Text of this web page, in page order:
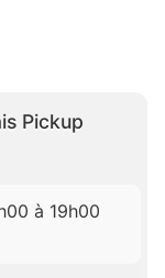
Pickup
à 19h00